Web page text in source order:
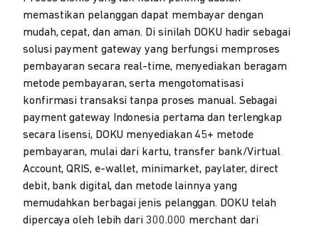
memastikan pelanggan dapat membayar dengan
mudah, cepat, dan aman. Di sinilah DOKU hadir sebagai
solusi payment gateway yang berfungsi memproses
pembayaran secara real-time, menyediakan beragam
metode pembayaran, serta mengotomatisasi
konfirmasi transaksi tanpa proses manual. Sebagai
payment gateway Indonesia pertama dan terlengkap
secara lisensi, DOKU menyediakan 45+ metode
pembayaran, mulai dari kartu, transfer bank/Virtual
Account, QRIS, e-wallet, minimarket, paylater, direct
debit, bank digital, dan metode lainnya yang
memudahkan berbagai jenis pelanggan. DOKU telah
dipercaya oleh lebih dari 300.000 merchant dari